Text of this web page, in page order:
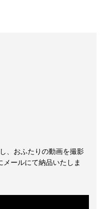
、おふたりの動画を撮影
ールにて納品いたしま